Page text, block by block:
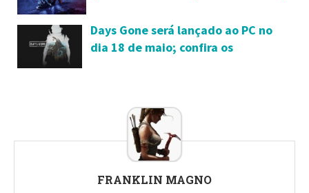
Days Gone será lançado ao PC no
dia 18 de maio; confira os
FRANKLIN MAGNO